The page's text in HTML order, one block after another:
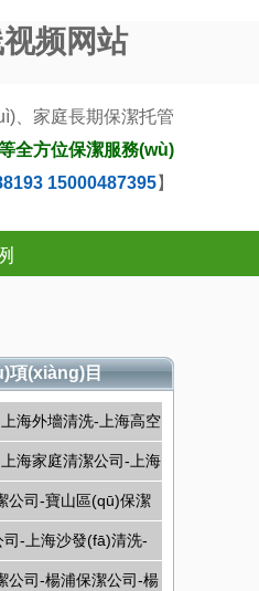
频网站
、家庭長期保潔托管
等全方位保潔服務(wù)
15000487395】
項(xiàng)目
海外墻清洗-上海高空
海家庭清潔公司-上海
潔
公司-寶山區(qū)保潔
司-上海沙發(fā)清洗-
公司-楊浦保潔公司-楊